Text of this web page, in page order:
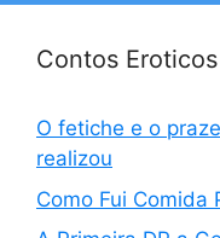
Contos Eroticos
O fetiche e o
realizou
Como Fui Comida